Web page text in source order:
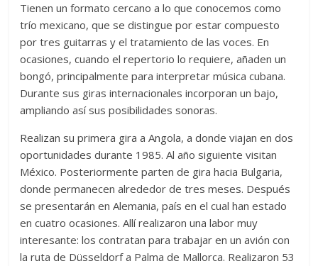
Tienen un formato cercano a lo que conocemos como
trío mexicano, que se distingue por estar compuesto
por tres guitarras y el tratamiento de las voces. En
ocasiones, cuando el repertorio lo requiere, añaden un
bongó, principalmente para interpretar música cubana.
Durante sus giras internacionales incorporan un bajo,
ampliando así sus posibilidades sonoras.
Realizan su primera gira a Angola, a donde viajan en dos
oportunidades durante 1985. Al año siguiente visitan
México. Posteriormente parten de gira hacia Bulgaria,
donde permanecen alrededor de tres meses. Después
se presentarán en Alemania, país en el cual han estado
en cuatro ocasiones. Allí realizaron una labor muy
interesante: los contratan para trabajar en un avión con
la ruta de Düsseldorf a Palma de Mallorca. Realizaron 53